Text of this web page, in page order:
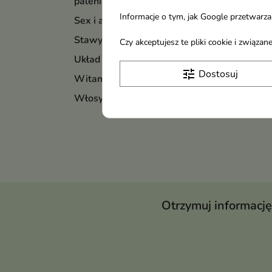
Sex i antykoncepcja
Stawy mięśnie i kości
Układ trawienny
Witaminy - suplementy
Włosy skóra i paznokcie
Otrzymuj
Informacje o tym, jak Google
Czy akceptujesz te pliki cookie i
tune Dostosuj